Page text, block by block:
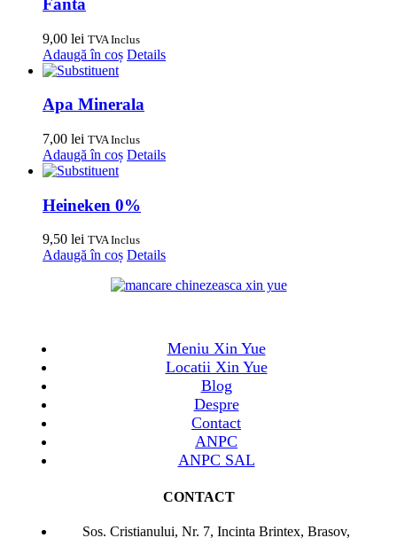
Fanta
9,00 lei TVA Inclus
Adaugă în coș Details
Apa Minerala
7,00 lei TVA Inclus
Adaugă în coș Details
Heineken 0%
9,50 lei TVA Inclus
Adaugă în coș Details
Meniu Xin Yue
Locatii Xin Yue
Blog
Despre
Contact
ANPC
ANPC SAL
CONTACT
Sos. Cristianului, Nr. 7, Incinta Brintex, Brasov,